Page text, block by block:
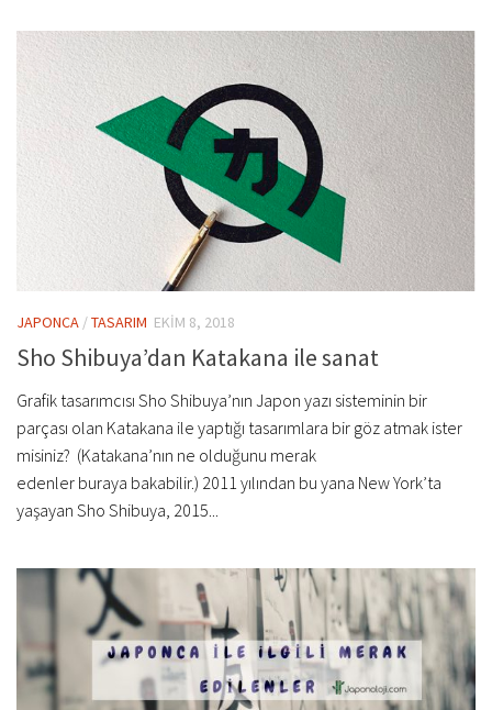
JAPONCA /TASARIM EKIM 8, 2018
Sho Shibuya’dan Katakana ile sanat
Grafik tasarımcısı Sho Shibuya’nın Japon yazı sisteminin bir
parçası olan Katakana ile yaptığı tasarımlara bir göz atmak ister
misiniz? (Katakana’nın ne olduğunu merak
edenler buraya bakabilir.) 2011 yılından bu yana New York’ta
yaşayan Sho Shibuya, 2015...